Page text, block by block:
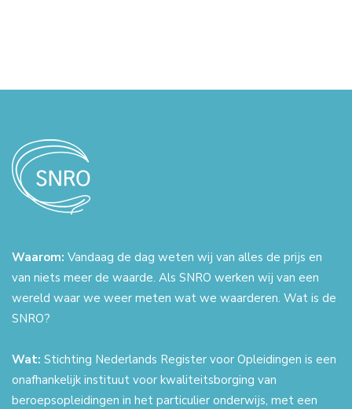
Waarom: Vandaag de dag weten wij van alles de prijs en
van niets meer de waarde. Als SNRO werken wij van een
wereld waar we weer meten wat we waarderen. Wat is de
SNRO?
Wat: Stichting Nederlands Register voor Opleidingen is een
onafhankelijk instituut voor kwaliteitsborging van
beroepsopleidingen in het particulier onderwijs, met een